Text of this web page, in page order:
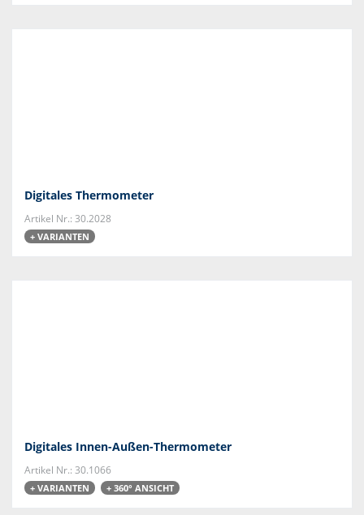
Digitales Thermometer
Artikel Nr.: 30.2028
+ VARIANTEN
Digitales Innen-Außen-Thermometer
Artikel Nr.: 30.1066
+ VARIANTEN + 360° ANSICHT